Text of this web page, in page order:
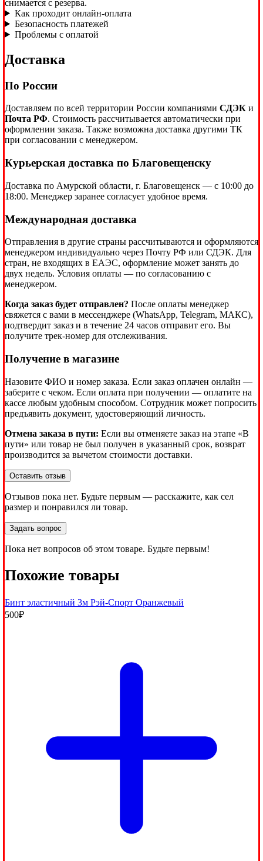
снимается с резерва.
Как проходит онлайн-оплата
Безопасность платежей
Проблемы с оплатой
Доставка
По России
Доставляем по всей территории России компаниями СДЭК и
Почта РФ. Стоимость рассчитывается автоматически при
оформлении заказа. Также возможна доставка другими ТК
при согласовании с менеджером.
Курьерская доставка по Благовещенску
Доставка по Амурской области, г. Благовещенск — с 10:00 до
18:00. Менеджер заранее согласует удобное время.
Международная доставка
Отправления в другие страны рассчитываются и оформляются
менеджером индивидуально через Почту РФ или СДЭК. Для
стран, не входящих в ЕАЭС, оформление может занять до
двух недель. Условия оплаты — по согласованию с
менеджером.
Когда заказ будет отправлен? После оплаты менеджер
свяжется с вами в мессенджере (WhatsApp, Telegram, МАКС),
подтвердит заказ и в течение 24 часов отправит его. Вы
получите трек-номер для отслеживания.
Получение в магазине
Назовите ФИО и номер заказа. Если заказ оплачен онлайн —
заберите с чеком. Если оплата при получении — оплатите на
кассе любым удобным способом. Сотрудник может попросить
предъявить документ, удостоверяющий личность.
Отмена заказа в пути: Если вы отменяете заказ на этапе «В
пути» или товар не был получен в указанный срок, возврат
производится за вычетом стоимости доставки.
Оставить отзыв
Отзывов пока нет. Будьте первым — расскажите, как сел
размер и понравился ли товар.
Задать вопрос
Пока нет вопросов об этом товаре. Будьте первым!
Похожие товары
Бинт эластичный 3м Рэй-Спорт Оранжевый
500₽